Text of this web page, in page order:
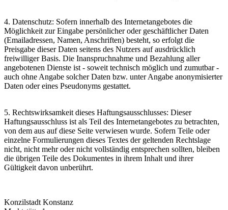
4. Datenschutz: Sofern innerhalb des Internetangebotes die
Möglichkeit zur Eingabe persönlicher oder geschäftlicher Daten
(Emailadressen, Namen, Anschriften) besteht, so erfolgt die
Preisgabe dieser Daten seitens des Nutzers auf ausdrücklich
freiwilliger Basis. Die Inanspruchnahme und Bezahlung aller
angebotenen Dienste ist - soweit technisch möglich und zumutbar -
auch ohne Angabe solcher Daten bzw. unter Angabe anonymisierter
Daten oder eines Pseudonyms gestattet.
5. Rechtswirksamkeit dieses Haftungsausschlusses: Dieser
Haftungsausschluss ist als Teil des Internetangebotes zu betrachten,
von dem aus auf diese Seite verwiesen wurde. Sofern Teile oder
einzelne Formulierungen dieses Textes der geltenden Rechtslage
nicht, nicht mehr oder nicht vollständig entsprechen sollten, bleiben
die übrigen Teile des Dokumentes in ihrem Inhalt und ihrer
Gültigkeit davon unberührt.
Konzilstadt Konstanz